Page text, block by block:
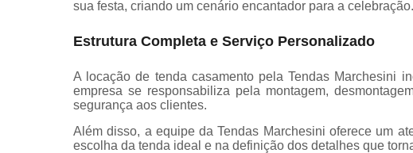
sua festa, criando um cenário encantador para a celebração.
Estrutura Completa e Serviço Personalizado
A locação de tenda casamento pela Tendas Marchesini
empresa se responsabiliza pela montagem,
segurança aos clientes.
Além disso, a equipe da Tendas Marchesini oferece um
escolha da tenda ideal e na definição dos detalhes que